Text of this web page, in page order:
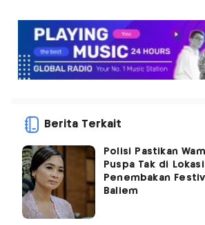
Berita Terkait
Polisi Pastikan
Puspa Tak di
Penembakan
Baliem